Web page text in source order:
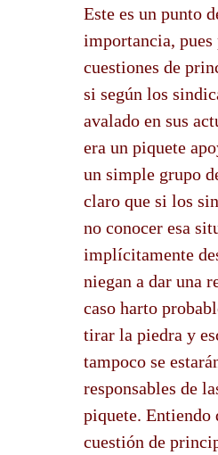
Este es un punto
importancia, pues
cuestiones de
si según los
avalado en sus
era un piquete
un simple grupo
claro que si los
no conocer esa
implícitamente
niegan a dar una
caso harto
tirar la piedra y
tampoco se
responsables de
piquete. Entiendo
cuestión de